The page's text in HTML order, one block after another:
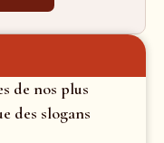
de nos plus
des slogans